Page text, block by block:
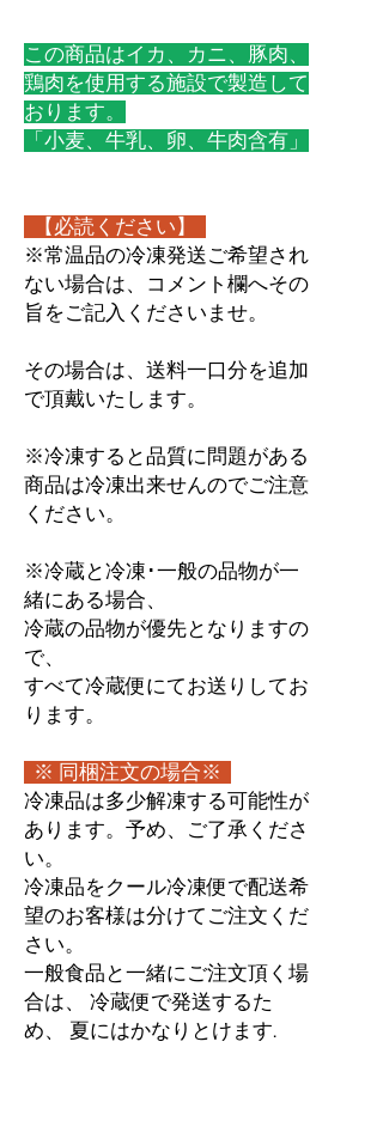
この商品はイカ、カニ、豚肉、
鶏肉を使用する施設で製造して
おります。
「小麦、牛乳、卵、牛肉含有」
【必読ください】
※常温品の冷凍発送ご希望され
ない場合は、コメント欄へその
旨をご記入くださいませ。
その場合は、送料一口分を追加
で頂戴いたします。
※冷凍すると品質に問題がある
商品は冷凍出来せんのでご注意
ください。
※冷蔵と冷凍･一般の品物が一
緒にある場合、
冷蔵の品物が優先となりますの
で、
すべて冷蔵便にてお送りしてお
ります。
※ 同梱注文の場合※
冷凍品は多少解凍する可能性が
あります。予め、ご了承くださ
い。
冷凍品をクール冷凍便で配送希
望のお客様は分けてご注文くだ
さい。
一般食品と一緒にご注文頂く場
合は、 冷蔵便で発送するた
め、 夏にはかなりとけます.